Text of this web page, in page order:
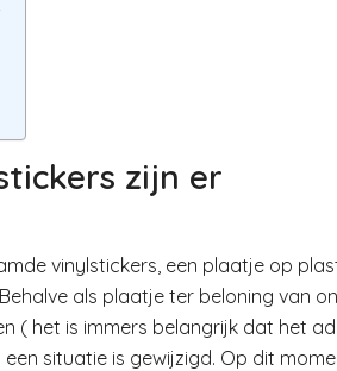
zijn er
vinylstickers, een plaatje op
als plaatje ter beloning van
( het is immers belangrijk dat het
situatie is gewijzigd. Op dit